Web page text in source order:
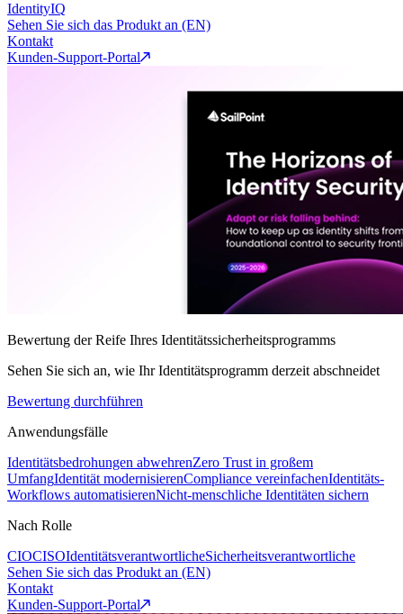
IdentityIQ
Sehen Sie sich das Produkt an (EN)
Kontakt
Kunden-Support-Portal
Bewertung der Reife Ihres Identitätssicherheitsprogramms
Sehen Sie sich an, wie Ihr Identitätsprogramm derzeit abschneidet
Bewertung durchführen
Anwendungsfälle
Identitätsbedrohungen abwehrenZero Trust in großem
UmfangIdentität modernisierenCompliance vereinfachenIdentitäts-
Workflows automatisierenNicht-menschliche Identitäten sichern
Nach Rolle
CIOCISOIdentitätsverantwortlicheSicherheitsverantwortliche
Sehen Sie sich das Produkt an (EN)
Kontakt
Kunden-Support-Portal